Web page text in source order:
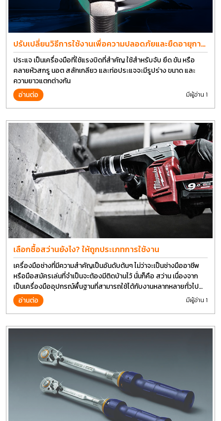
ปรับเปลี่ยนวิธีการใช้งานเพื่อความปลอดภัยและยืดอายุการ
ใช้งานประแจได้อีกนาน
ประแจ เป็นเครื่องมือที่ใช้แรงบิดที่สำคัญ ใช้สำหรับจับ ยึด ขัน หรือ
คลายหัวสกรู นอต สลักเกลียว และท่อประแจจะมีรูปร่าง ขนาด และ
ความยาวแตกต่างกัน
อ่านต่อ
มีผู้อ่าน 1
เลือกซื้อสว่านยังไง? ให้ถูกประเภทการใช้งาน
เครื่องมือช่างที่มีความสำคัญเป็นอันดับต้นๆ ไม่ว่าจะเป็นช่างมืออาชีพ
หรือมือสมัครเล่นที่จำเป็นจะต้องมีติดบ้านไว้ นั่นก็คือ สว่าน เนื่องจาก
เป็นเครื่องมืออุปกรณ์พื้นฐานที่สามารถใช้ได้กับงานหลากหลายทั่วไป
เรียกว่า เป็นเครื่องมือที่ใช้ง่าย ใครๆก็สามารถใช้ได้
อ่านต่อ มีผู้อ่าน 1